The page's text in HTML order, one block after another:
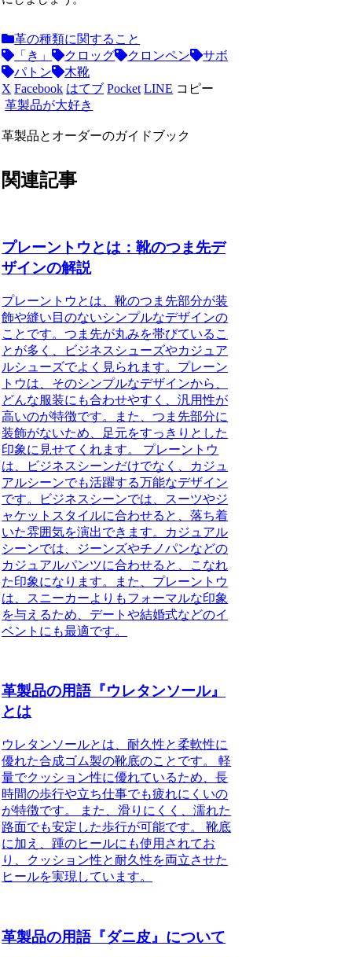
革の種類に関すること
「き」
クロッグ クロンペン
サボ
パトン
木靴
X Facebook はてブ Pocket LINE コピー
革製品が大好き
革製品とオーダーのガイドブック
関連記事
プレーントウとは：靴のつま先デ
ザインの解説
プレーントウとは、靴のつま先部分が装
飾や縫い目のないシンプルなデザインの
ことです。つま先が丸みを帯びているこ
とが多く、ビジネスシューズやカジュア
ルシューズでよく見られます。プレーン
トウは、そのシンプルなデザインから、
どんな服装にも合わせやすく、汎用性が
高いのが特徴です。また、つま先部分に
装飾がないため、足元をすっきりとした
印象に見せてくれます。 プレーントウ
は、ビジネスシーンだけでなく、カジュ
アルシーンでも活躍する万能なデザイン
です。ビジネスシーンでは、スーツやジ
ャケットスタイルに合わせると、落ち着
いた雰囲気を演出できます。カジュアル
シーンでは、ジーンズやチノパンなどの
カジュアルパンツに合わせると、こなれ
た印象になります。また、プレーントウ
は、スニーカーよりもフォーマルな印象
を与えるため、デートや結婚式などのイ
ベントにも最適です。
革製品の用語『ウレタンソール』
とは
ウレタンソールとは、耐久性と柔軟性に
優れた合成ゴム製の靴底のことです。 軽
量でクッション性に優れているため、長
時間の歩行や立ち仕事でも疲れにくいの
が特徴です。 また、滑りにくく、濡れた
路面でも安定した歩行が可能です。 靴底
に加え、踵のヒールにも使用されてお
り、クッション性と耐久性を両立させた
ヒールを実現しています。
革製品の用語『ダニ皮』について